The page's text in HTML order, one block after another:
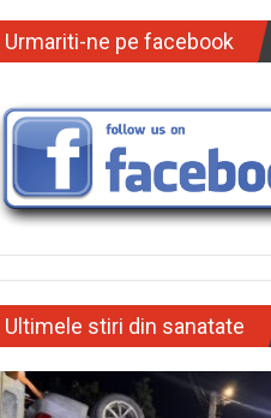
Urmariti-ne pe facebook
Ultimele stiri din sanatate